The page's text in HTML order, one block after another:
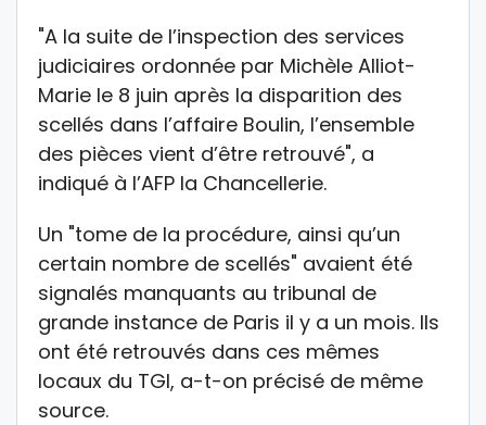
"A la suite de l’inspection des services
judiciaires ordonnée par Michèle Alliot-
Marie le 8 juin après la disparition des
scellés dans l’affaire Boulin, l’ensemble
des pièces vient d’être retrouvé", a
indiqué à l’AFP la Chancellerie.
Un "tome de la procédure, ainsi qu’un
certain nombre de scellés" avaient été
signalés manquants au tribunal de
grande instance de Paris il y a un mois. Ils
ont été retrouvés dans ces mêmes
locaux du TGI, a-t-on précisé de même
source.